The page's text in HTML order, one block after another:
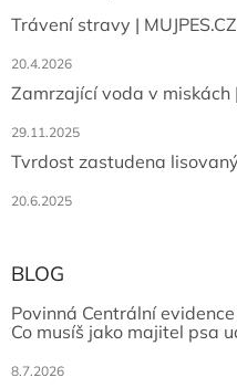
Trávení stravy | MUJPES.CZ
20.4.2026
Zamrzající voda v miskách |
29.11.2025
Tvrdost zastudena
20.6.2025
BLOG
Povinná Centrální
Co musíš jako majitel psa
8.7.2026